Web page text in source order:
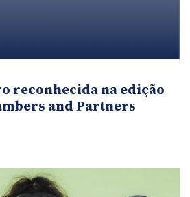
reconhecida na edição
and Partners